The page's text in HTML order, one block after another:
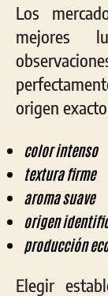
Los
mejores
origen
color intenso
textura firme
aroma suave
origen
producción
Elegir